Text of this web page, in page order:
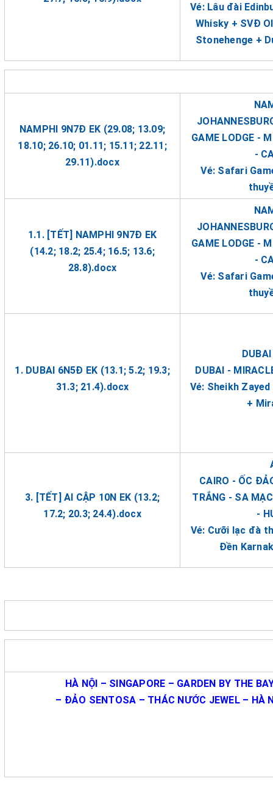
Vé: Lâu đài
Whisky + SVĐ
Stonehenge +
NAMPHI 9N7Đ EK (29.08; 13.09;
18.10; 26.10; 01.11; 15.11; 22.11;
29.11).docx
GAME LODGE -
-
Vé: Safari
1.1. [TẾT] NAMPHI 9N7Đ EK
(14.2; 18.2; 25.4; 16.5; 13.6;
28.8).docx
GAME LODGE -
-
Vé: Safari
1. DUBAI 6N5Đ EK (13.1; 5.2; 19.3;
31.3; 21.4).docx
DUBAI -
Vé: Sheikh
+
3. [TẾT] AI CẬP 10N EK (13.2;
17.2; 20.3; 24.4).docx
CAIRO - ỐC
TRẮNG - SA
-
Vé: Cưỡi lạc đà
Đền
HÀ NỘI – SINGAPORE – GARDEN BY THE
– ĐẢO SENTOSA – THÁC NƯỚC JEWEL – HÀ